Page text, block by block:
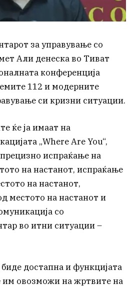
за управување со
Али денеска во Тиват
конференција
112 и модерните
си кризни ситуации.
ќе ја имаат на
„Where Are You“,
испраќање на
на настанот, испраќање
на настанот,
местото на настанот и
со
во итни ситуации –
достапна и функцијата
им овозможи на жртвите на